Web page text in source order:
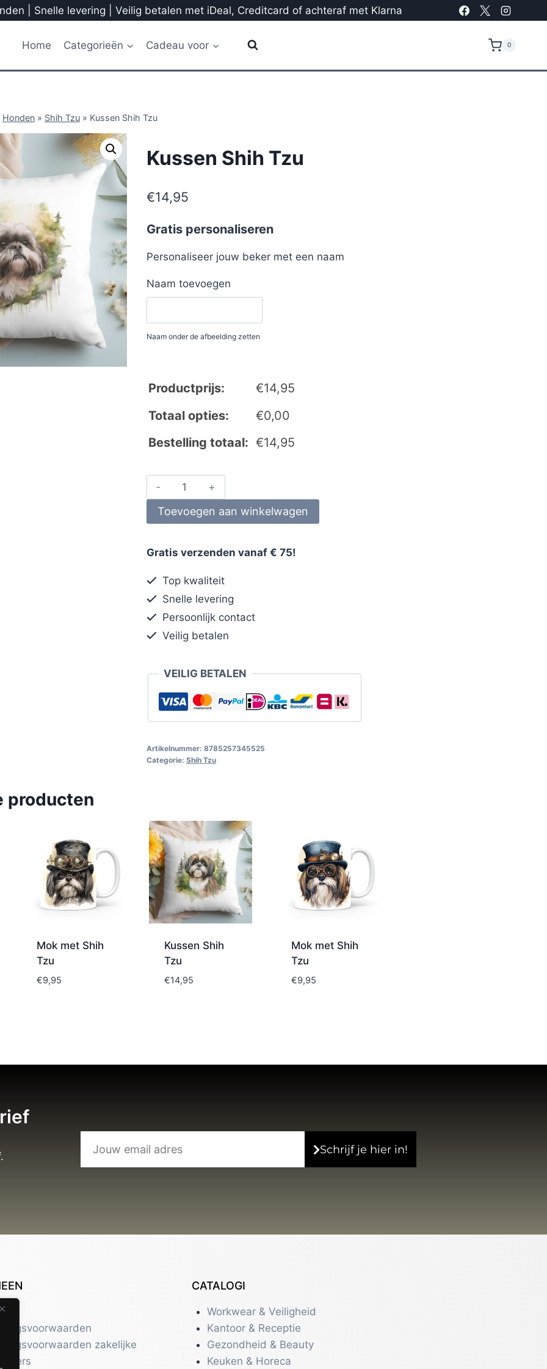
| Snelle levering | Veilig betalen met iDeal, Creditcard of achteraf met Klarna
Home Categorieën Cadeau voor 0
Honden » Shih Tzu » Kussen Shih Tzu
Kussen Shih Tzu
€14,95
Gratis personaliseren
Personaliseer jouw beker met een naam
Naam toevoegen
Naam onder de afbeelding zetten
Productprijs: €14,95
Totaal opties:
€0,00
Bestelling totaal: €14,95
Toevoegen aan winkelwagen
Gratis verzenden vanaf € 75!
Top kwaliteit
Snelle levering
Persoonlijk contact
Veilig betalen
VEILIG BETALEN
Artikelnummer: 8785257345525
Categorie: Shih Tzu
producten
Mok met Shih
Tzu
€9,95
Kussen Shih
Tzu
€14,95
Mok met Shih
Tzu
€9,95
Schrijf je hier in!
zakelijke
CATALOGI
Workwear & Veiligheid
Kantoor & Receptie
Gezondheid & Beauty
Keuken & Horeca